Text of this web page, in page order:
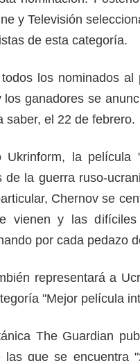
y Televisión
de esta categoría.
los nominados
los ganadores se
saber, el 22 de febrero.
Ukrinform, la
de la guerra ruso-
Chernov se
vienen y las
por cada pedazo
representará a
"Mejor película
The Guardian
las que se encuentra